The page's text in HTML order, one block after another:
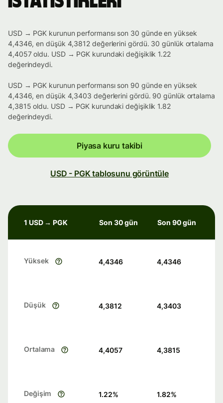
USD → PGK kurunun performansı son 30 günde en yüksek
4,4346, en düşük 4,3812 değerlerini gördü. 30 günlük ortalama
4,4057 oldu. USD → PGK kurundaki değişiklik 1.22
değerindeydi.
USD → PGK kurunun performansı son 90 günde en yüksek
4,4346, en düşük 4,3403 değerlerini gördü. 90 günlük ortalama
4,3815 oldu. USD → PGK kurundaki değişiklik 1.82
değerindeydi.
Piyasa kuru takibi
USD - PGK tablosunu görüntüle
1 USD → PGK Son 30 gün Son 90 gün
Yüksek 4,4346 4,4346
Düşük 4,3812 4,3403
Ortalama 4,4057 4,3815
Değişim 1.22% 1.82%